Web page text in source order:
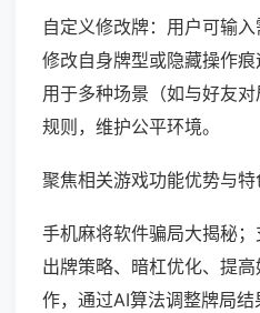
自定义修改牌：用户可输入
修改自身牌型或隐藏操作
用于多种场景（如与好友
规则，维护公平环境。
聚焦相关游戏功能优势与特
手机麻将软件骗局大揭秘
出牌策略、暗杠优化、提
作，通过AI算法调整牌局结